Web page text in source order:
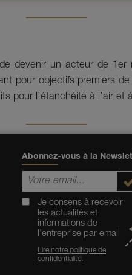
devenir un acteur de
pour objectifs premiers
pour l’étanchéité à l’air et
Abonnez-vous à la
Je consens à recevoir
les actualités et
informations de
l'entreprise par email
Lire notre politique de
confidentialité.